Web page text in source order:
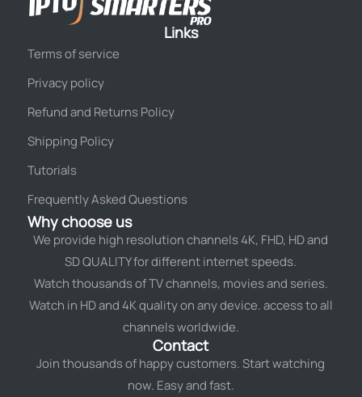
Links
Terms of service
Privacy policy
Refund and Returns Policy
Shipping Policy
Tutorials
Frequently Asked Questions
Why choose us
We provide high resolution channels 4K, FHD, HD and
SD QUALITY for different internet speeds.
Watch thousands of TV channels, movies and series.
Watch in HD and 4K quality on any device. access to all
channels worldwide.
Contact
Join thousands of happy customers. Start watching
now. Easy and fast.